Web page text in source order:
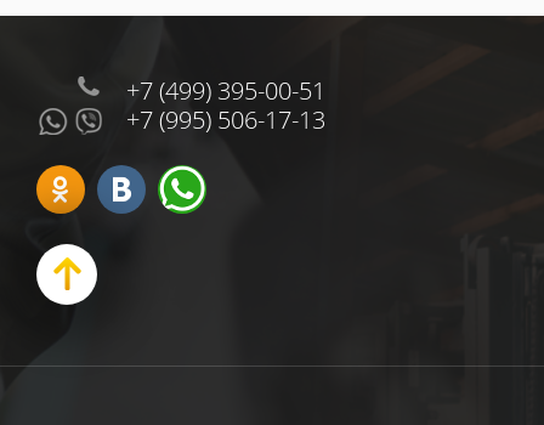
+7 (499) 395-00-51
+7 (995) 506-17-13